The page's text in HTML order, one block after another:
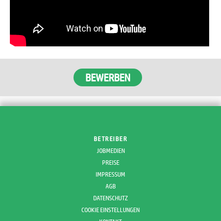
BETREIBER
JOBMEDIEN
PREISE
IMPRESSUM
AGB
DATENSCHUTZ
COOKIE EINSTELLUNGEN